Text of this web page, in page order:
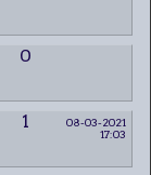
0
1
08-03-2021
17:03